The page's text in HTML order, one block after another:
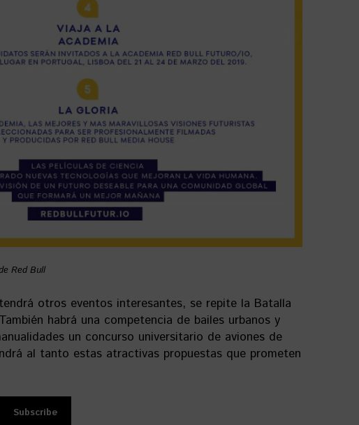
Red Bull
otros eventos interesantes, se repite la Batalla
habrá una competencia de bailes urbanos y
un concurso universitario de aviones de
al tanto estas atractivas propuestas que prometen